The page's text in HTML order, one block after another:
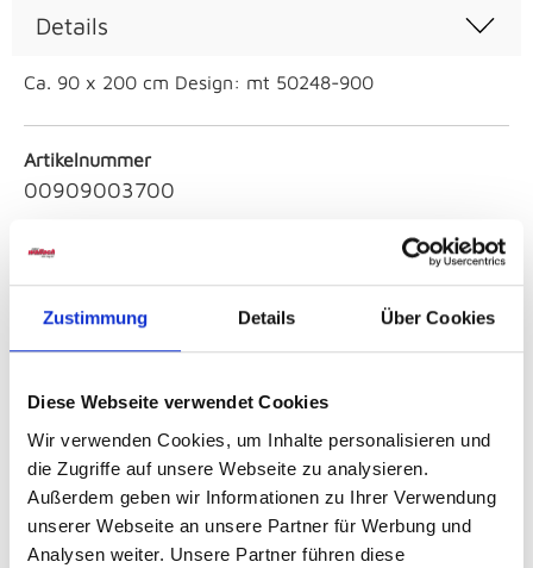
Zustimmung Details Über Cookies
Diese Webseite verwendet Cookies
Wir verwenden Cookies, um Inhalte personalisieren und
die Zugriffe auf unsere Webseite zu analysieren.
Außerdem geben wir Informationen zu Ihrer Verwendung
unserer Webseite an unsere Partner für Werbung und
Analysen weiter. Unsere Partner führen diese
Details
Ca. 90 x 200 cm Design: mt 50248-900
Artikelnummer
00909003700
Liegefläche
90x200
Farbe
B Bonell
Artikelfarbe